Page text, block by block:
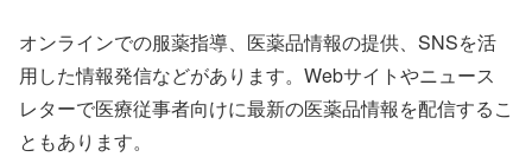
オンラインでの服薬指導、医薬品情報の提供、SNSを活
用した情報発信などがあります。Webサイトやニュース
レターで医療従事者向けに最新の医薬品情報を配信するこ
ともあります。